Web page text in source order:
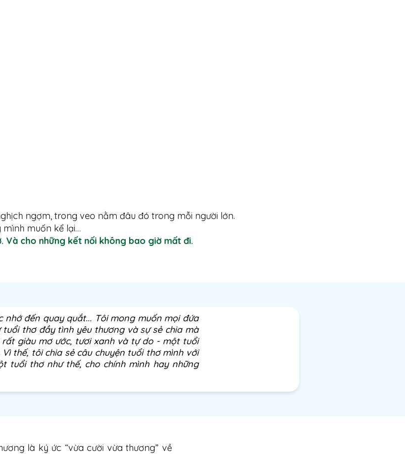
ngợm, trong veo nằm đâu đó trong mỗi người lớn.
muốn kể lại…
Và cho những kết nối không bao giờ mất đi.
nhớ đến quay quắt... Tôi mong muốn mọi đứa
thơ đầy tình yêu thương và sự sẻ chia mà
giàu mơ ước, tươi xanh và tự do - một tuổi
thế, tôi chia sẻ câu chuyện tuổi thơ mình với
tuổi thơ như thế, cho chính mình hay những
là ký ức “vừa cười vừa thương” về